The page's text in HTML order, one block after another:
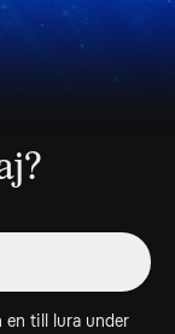
en till lura under